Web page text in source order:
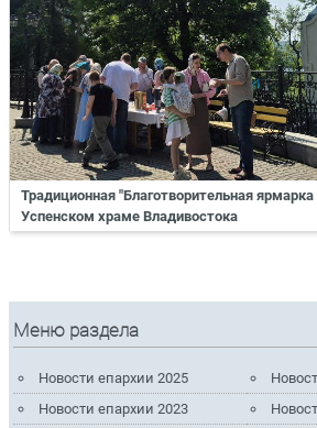
Традиционная "Благотворительная
Успенском храме Владивостока
Меню раздела
Новости епархии 2025
Новости епархии 2023